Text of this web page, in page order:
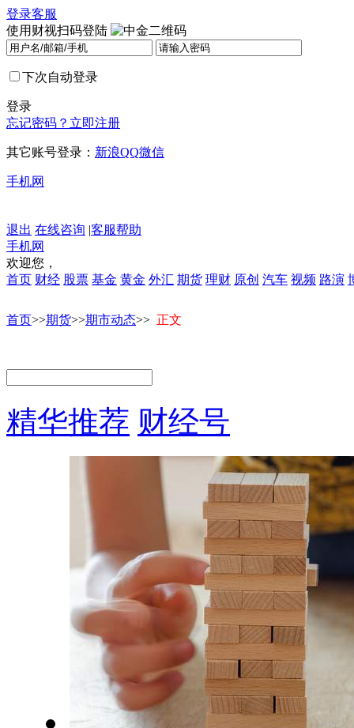
登录客服
使用财视扫码登陆
下次自动登录
登录
忘记密码？ 立即注册
其它账号登录： 新浪QQ微信
手机网
退出 在线咨询 |客服帮助
手机网
欢迎您，
首页 财经 股票 基金 黄金 外汇 期货 理财 原创 汽车 视频 路演
首页>>期货>>期市动态>> 正文
精华推荐 财经号